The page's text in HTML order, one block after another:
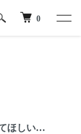
0
ほしい…